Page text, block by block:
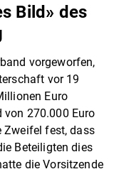
Bild» des
vorgeworfen,
vor 19
Euro
von 270.000 Euro
Zweifel fest, dass
Beteiligten dies
die Vorsitzende